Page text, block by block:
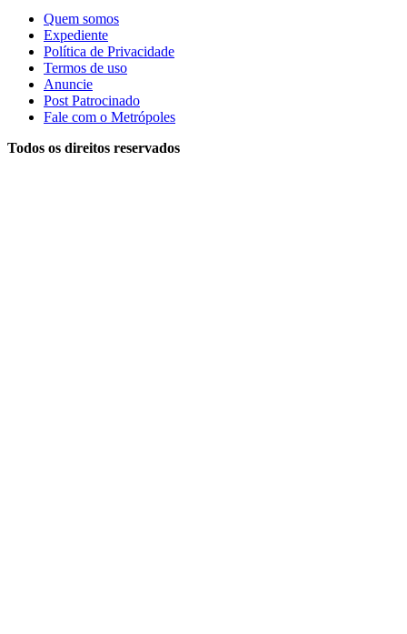
Quem somos
Expediente
Política de Privacidade
Termos de uso
Anuncie
Post Patrocinado
Fale com o Metrópoles
Todos os direitos reservados